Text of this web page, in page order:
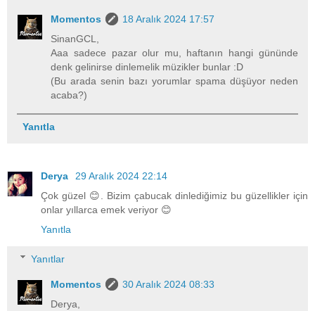
Momentos
18 Aralık 2024 17:57
SinanGCL,
Aaa sadece pazar olur mu, haftanın hangi gününde
denk gelinirse dinlemelik müzikler bunlar :D
(Bu arada senin bazı yorumlar spama düşüyor neden
acaba?)
Yanıtla
Derya
29 Aralık 2024 22:14
Çok güzel 😊. Bizim çabucak dinlediğimiz bu güzellikler için
onlar yıllarca emek veriyor 😊
Yanıtla
Yanıtlar
Momentos
30 Aralık 2024 08:33
Derya,